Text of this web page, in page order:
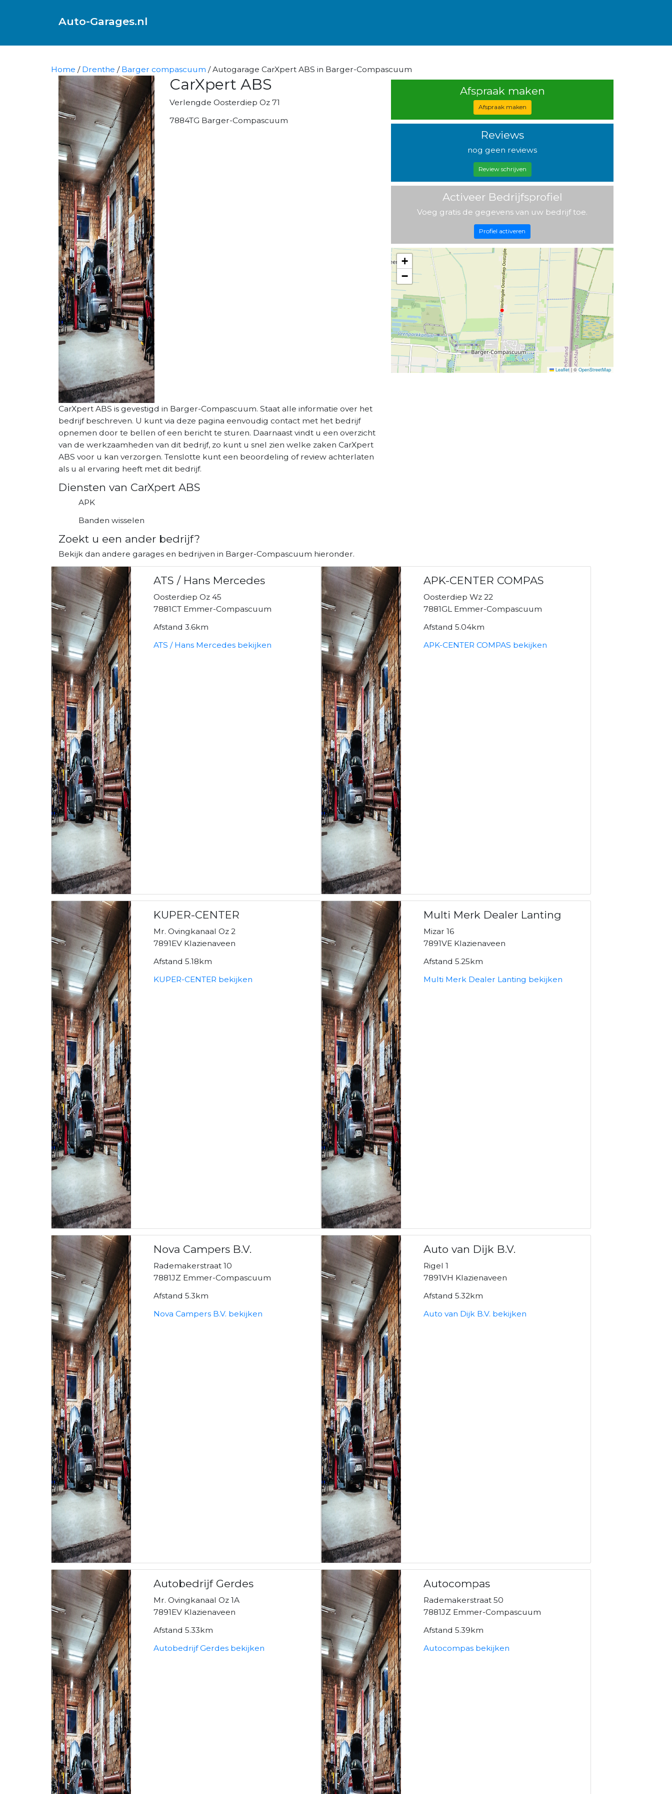
Auto-Garages.nl
Home / Drenthe / Barger compascuum / Autogarage CarXpert ABS in Barger-Compascuum
CarXpert ABS
Verlengde Oosterdiep Oz 71
7884TG Barger-Compascuum
CarXpert ABS is gevestigd in Barger-Compascuum. Staat alle informatie over het
bedrijf beschreven. U kunt via deze pagina eenvoudig contact met het bedrijf
opnemen door te bellen of een bericht te sturen. Daarnaast vindt u een overzicht
van de werkzaamheden van dit bedrijf, zo kunt u snel zien welke zaken CarXpert
ABS voor u kan verzorgen. Tenslotte kunt een beoordeling of review achterlaten
als u al ervaring heeft met dit bedrijf.
Diensten van CarXpert ABS
APK
Banden wisselen
Afspraak maken
Afspraak maken
Reviews
nog geen reviews
Review schrijven
Activeer Bedrijfsprofiel
Voeg gratis de gegevens van uw bedrijf toe.
Profiel activeren
+
−
Leaflet | © OpenStreetMap
Zoekt u een ander bedrijf?
Bekijk dan andere garages en bedrijven in Barger-Compascuum hieronder.
ATS / Hans Mercedes
Oosterdiep Oz 45
7881CT Emmer-Compascuum
Afstand 3.6km
ATS / Hans Mercedes bekijken
APK-CENTER COMPAS
Oosterdiep Wz 22
7881GL Emmer-Compascuum
Afstand 5.04km
APK-CENTER COMPAS bekijken
KUPER-CENTER
Mr. Ovingkanaal Oz 2
7891EV Klazienaveen
Afstand 5.18km
KUPER-CENTER bekijken
Multi Merk Dealer Lanting
Mizar 16
7891VE Klazienaveen
Afstand 5.25km
Multi Merk Dealer Lanting bekijken
Nova Campers B.V.
Rademakerstraat 10
7881JZ Emmer-Compascuum
Afstand 5.3km
Nova Campers B.V. bekijken
Auto van Dijk B.V.
Rigel 1
7891VH Klazienaveen
Afstand 5.32km
Auto van Dijk B.V. bekijken
Autobedrijf Gerdes
Mr. Ovingkanaal Oz 1A
7891EV Klazienaveen
Afstand 5.33km
Autobedrijf Gerdes bekijken
Autocompas
Rademakerstraat 50
7881JZ Emmer-Compascuum
Afstand 5.39km
Autocompas bekijken